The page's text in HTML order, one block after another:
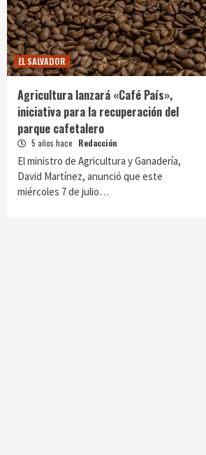
EL SALVADOR
Agricultura lanzará «Café País»,
iniciativa para la recuperación del
parque cafetalero
5 años hace Redacción
El ministro de Agricultura y Ganadería,
David Martínez, anunció que este
miércoles 7 de julio…